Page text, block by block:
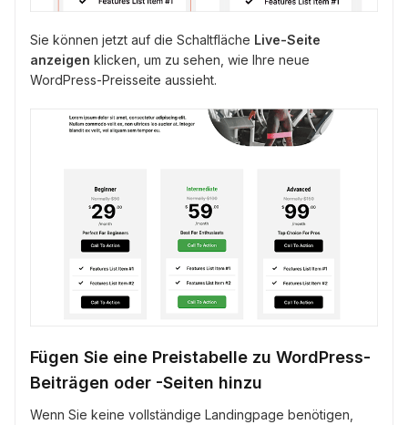
Sie können jetzt auf die Schaltfläche Live-Seite
anzeigen klicken, um zu sehen, wie Ihre neue
WordPress-Preisseite aussieht.
Fügen Sie eine Preistabelle zu WordPress-
Beiträgen oder -Seiten hinzu
Wenn Sie keine vollständige Landingpage benötigen,